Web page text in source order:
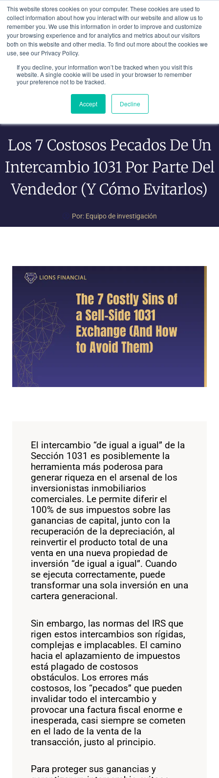
This website stores cookies on your computer. These cookies are used to
collect information about how you interact with our website and allow us to
remember you. We use this information in order to improve and customize
your browsing experience and for analytics and metrics about our visitors
both on this website and other media. To find out more about the cookies we
use, see our Privacy Policy.
If you decline, your information won’t be tracked when you visit this
website. A single cookie will be used in your browser to remember
your preference not to be tracked.
Accept Decline
contenido
Los 7 Costosos Pecados De Un
Intercambio 1031 Por Parte Del
Vendedor (y Cómo Evitarlos)
Por:Equipo de investigación
El intercambio “de igual a igual” de la
Sección 1031 es posiblemente la
herramienta más poderosa para
generar riqueza en el arsenal de los
inversionistas inmobiliarios
comerciales. Le permite diferir el
100% de sus impuestos sobre las
ganancias de capital, junto con la
recuperación de la depreciación, al
reinvertir el producto total de una
venta en una nueva propiedad de
inversión “de igual a igual”. Cuando
se ejecuta correctamente, puede
transformar una sola inversión en una
cartera generacional.
Sin embargo, las normas del IRS que
rigen estos intercambios son rígidas,
complejas e implacables. El camino
hacia el aplazamiento de impuestos
está plagado de costosos
obstáculos. Los errores más
costosos, los “pecados” que pueden
invalidar todo el intercambio y
provocar una factura fiscal enorme e
inesperada, casi siempre se cometen
en el lado de la venta de la
transacción, justo al principio.
Para proteger sus ganancias y